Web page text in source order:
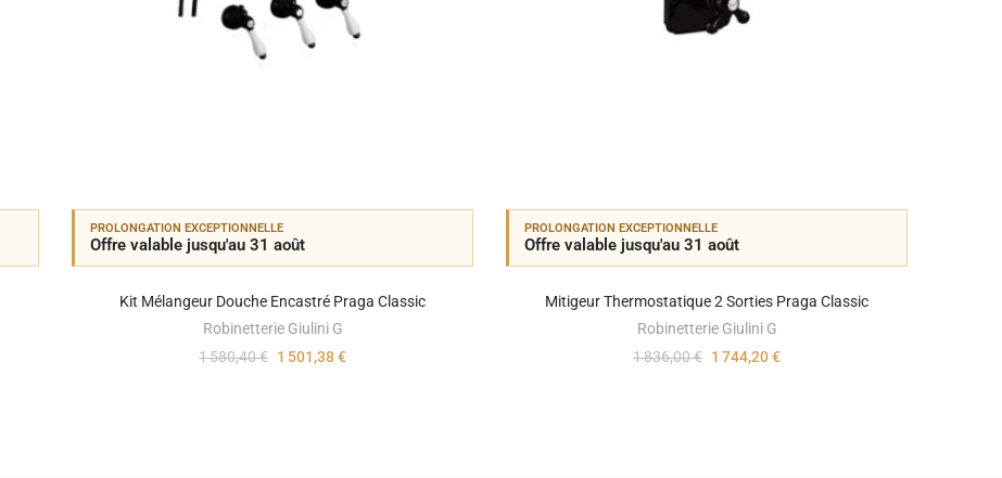
PROLONGATION EXCEPTIONNELLE
Offre valable jusqu'au 31 août
Kit Mélangeur Douche Encastré Praga Classic
Robinetterie Giulini G
1 580,40 € 1 501,38 €
PROLONGATION EXCEPTIONNELLE
Offre valable jusqu'au 31 août
Mitigeur Thermostatique 2 Sorties Praga Classic
Robinetterie Giulini G
1 836,00 € 1 744,20 €